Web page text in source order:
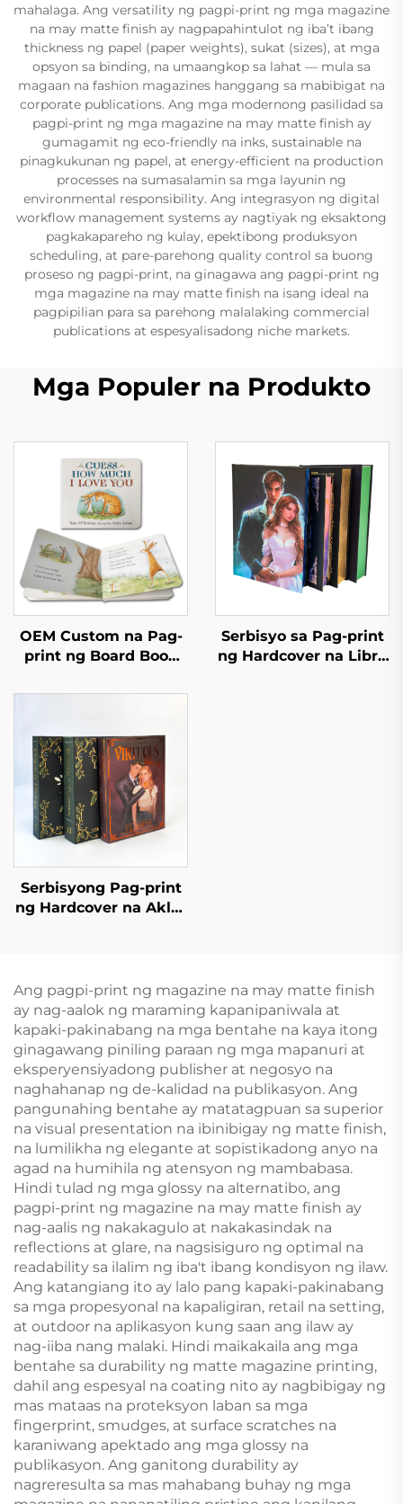
mahalaga. Ang versatility ng pagpi-print ng mga magazine
na may matte finish ay nagpapahintulot ng iba’t ibang
thickness ng papel (paper weights), sukat (sizes), at mga
opsyon sa binding, na umaangkop sa lahat — mula sa
magaan na fashion magazines hanggang sa mabibigat na
corporate publications. Ang mga modernong pasilidad sa
pagpi-print ng mga magazine na may matte finish ay
gumagamit ng eco-friendly na inks, sustainable na
pinagkukunan ng papel, at energy-efficient na production
processes na sumasalamin sa mga layunin ng
environmental responsibility. Ang integrasyon ng digital
workflow management systems ay nagtiyak ng eksaktong
pagkakapareho ng kulay, epektibong produksyon
scheduling, at pare-parehong quality control sa buong
proseso ng pagpi-print, na ginagawa ang pagpi-print ng
mga magazine na may matte finish na isang ideal na
pagpipilian para sa parehong malalaking commercial
publications at espesyalisadong niche markets.
Mga Populer na Produkto
OEM Custom na Pag-
print ng Board Book
Edukatibong Mga
sa mga Bata na May
Interactive na English
na Children Board
Book
Serbisyo sa Pag-print
ng Hardcover na Libro
Serbisyong Pag-print
ng Hardcover na Aklat
Gilid
Ang pagpi-print ng magazine na may matte finish
ay nag-aalok ng maraming kapanipaniwala at
kapaki-pakinabang na mga bentahe na kaya itong
ginagawang piniling paraan ng mga mapanuri at
eksperyensiyadong publisher at negosyo na
naghahanap ng de-kalidad na publikasyon. Ang
pangunahing bentahe ay matatagpuan sa superior
na visual presentation na ibinibigay ng matte finish,
na lumilikha ng elegante at sopistikadong anyo na
agad na humihila ng atensyon ng mambabasa.
Hindi tulad ng mga glossy na alternatibo, ang
pagpi-print ng magazine na may matte finish ay
nag-aalis ng nakakagulo at nakakasindak na
reflections at glare, na nagsisiguro ng optimal na
readability sa ilalim ng iba't ibang kondisyon ng ilaw.
Ang katangiang ito ay lalo pang kapaki-pakinabang
sa mga propesyonal na kapaligiran, retail na setting,
at outdoor na aplikasyon kung saan ang ilaw ay
nag-iiba nang malaki. Hindi maikakaila ang mga
bentahe sa durability ng matte magazine printing,
dahil ang espesyal na coating nito ay nagbibigay ng
mas mataas na proteksyon laban sa mga
fingerprint, smudges, at surface scratches na
karaniwang apektado ang mga glossy na
publikasyon. Ang ganitong durability ay
nagreresulta sa mas mahabang buhay ng mga